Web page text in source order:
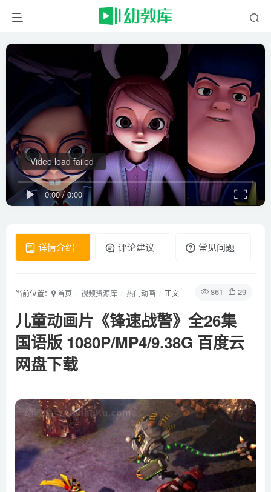
0:00/0:00
Video load failed
详情介绍 评论建议 常见问题
861 29
当前位置： 首页 视频资源库 热门动画 正文
儿童动画片《锋速战警》全26集
国语版 1080P/MP4/9.38G 百度云
网盘下载